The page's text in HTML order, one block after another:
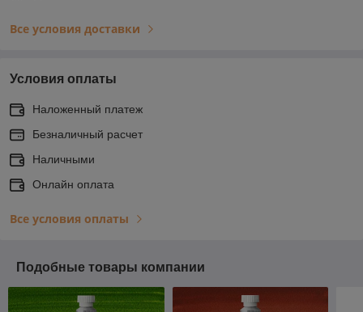
Все условия доставки
Условия оплаты
Наложенный платеж
Безналичный расчет
Наличными
Онлайн оплата
Все условия оплаты
Подобные товары компании